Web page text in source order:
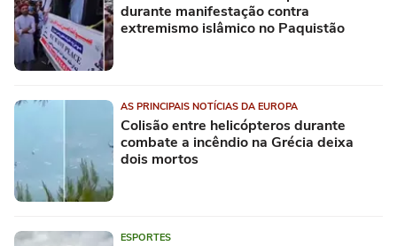
durante manifestação contra
extremismo islâmico no Paquistão
AS PRINCIPAIS NOTÍCIAS DA EUROPA
Colisão entre helicópteros durante
combate a incêndio na Grécia deixa
dois mortos
ESPORTES